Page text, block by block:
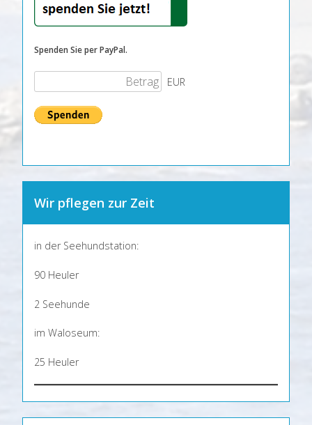
Spenden Sie per PayPal.
EUR
Wir pflegen zur Zeit
in der Seehundstation:
90 Heuler
2 Seehunde
im Waloseum:
25 Heuler